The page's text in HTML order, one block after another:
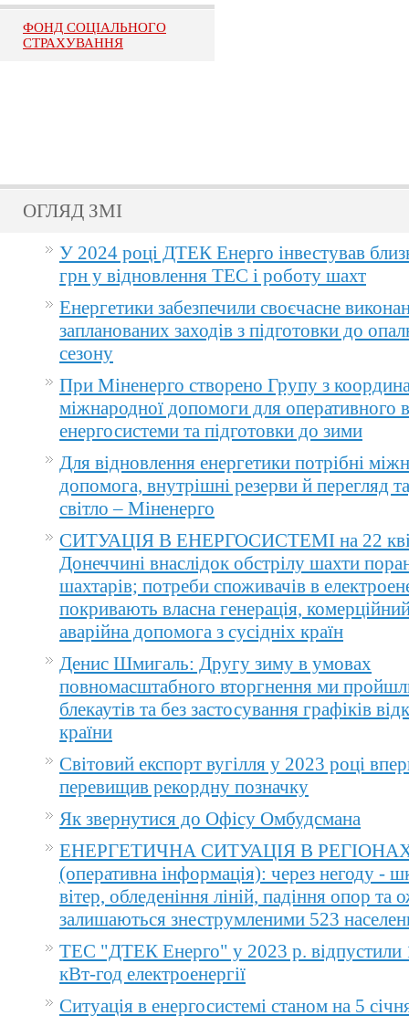
ФОНД СОЦІАЛЬНОГО
СТРАХУВАННЯ
ОГЛЯД ЗМІ
У 2024 році ДТЕК Енерго інвестував
грн у відновлення ТЕС і роботу шахт
Енергетики забезпечили своєчасне
запланованих заходів з підготовки до
сезону
При Міненерго створено Групу з
міжнародної допомоги для оперативного
енергосистеми та підготовки до зими
Для відновлення енергетики потрібні
допомога, внутрішні резерви й перегляд
світло – Міненерго
СИТУАЦІЯ В ЕНЕРГОСИСТЕМІ на 22
Донеччині внаслідок обстрілу шахти
шахтарів; потреби споживачів в
покривають власна генерація,
аварійна допомога з сусідніх країн
Денис Шмигаль: Другу зиму в умовах
повномасштабного вторгнення ми
блекаутів та без застосування графіків
країни
Світовий експорт вугілля у 2023 році
перевищив рекордну позначку
Як звернутися до Офісу Омбудсмана
ЕНЕРГЕТИЧНА СИТУАЦІЯ В
(оперативна інформація): через негоду -
вітер, обледеніння ліній, падіння опор та
залишаються знеструмленими 523
ТЕС "ДТЕК Енерго" у 2023 р. відпустили
кВт-год електроенергії
Ситуація в енергосистемі станом на 5